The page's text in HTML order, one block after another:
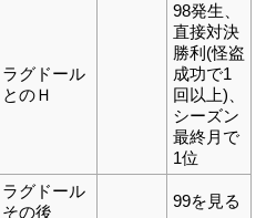
ラグドール
とのＨ
98発生、
直接対決
勝利(怪盗
成功で1
回以上)、
シーズン
最終月で
1位
ラグドール
その後
99を見る